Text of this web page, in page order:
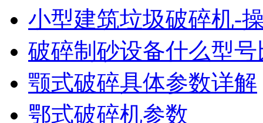
小型建筑垃圾破碎机-
破碎制砂设备什么型
颚式破碎具体参数详解
鄂式破碎机参数